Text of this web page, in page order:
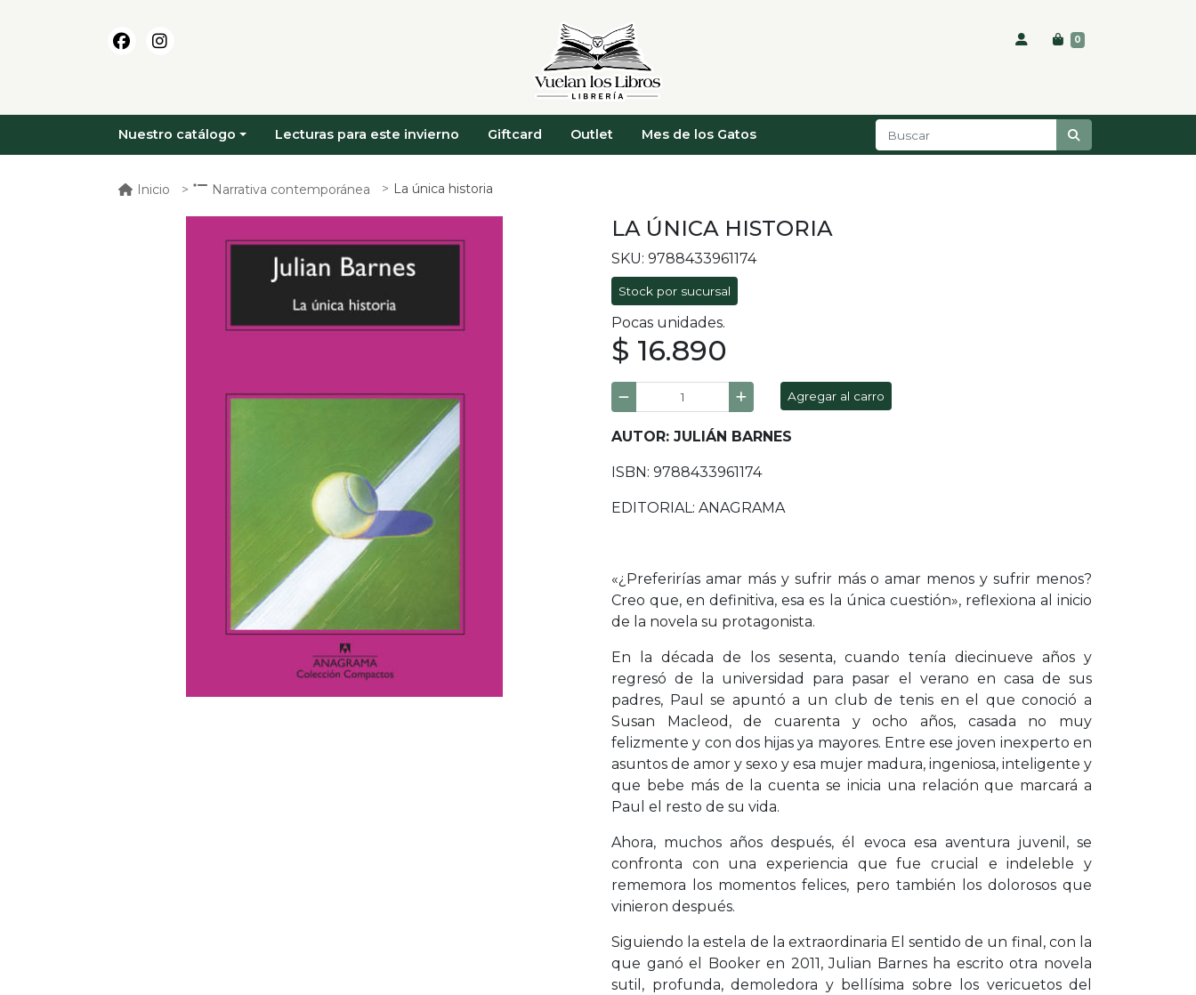
0
Nuestro catálogo Lecturas para este invierno Giftcard Outlet Mes de los Gatos
Inicio Narrativa contemporánea La única historia
LA ÚNICA HISTORIA
SKU: 9788433961174
Stock por sucursal
Pocas unidades.
$ 16.890
Agregar al carro
AUTOR: JULIÁN BARNES
ISBN: 9788433961174
EDITORIAL: ANAGRAMA
«¿Preferirías amar más y sufrir más o amar menos y sufrir menos?
Creo que, en definitiva, esa es la única cuestión», reflexiona al inicio
de la novela su protagonista.
En la década de los sesenta, cuando tenía diecinueve años y
regresó de la universidad para pasar el verano en casa de sus
padres, Paul se apuntó a un club de tenis en el que conoció a
Susan Macleod, de cuarenta y ocho años, casada no muy
felizmente y con dos hijas ya mayores. Entre ese joven inexperto en
asuntos de amor y sexo y esa mujer madura, ingeniosa, inteligente y
que bebe más de la cuenta se inicia una relación que marcará a
Paul el resto de su vida.
Ahora, muchos años después, él evoca esa aventura juvenil, se
confronta con una experiencia que fue crucial e indeleble y
rememora los momentos felices, pero también los dolorosos que
vinieron después.
Siguiendo la estela de la extraordinaria El sentido de un final, con la
que ganó el Booker en 2011, Julian Barnes ha escrito otra novela
sutil, profunda, demoledora y bellísima sobre los vericuetos del